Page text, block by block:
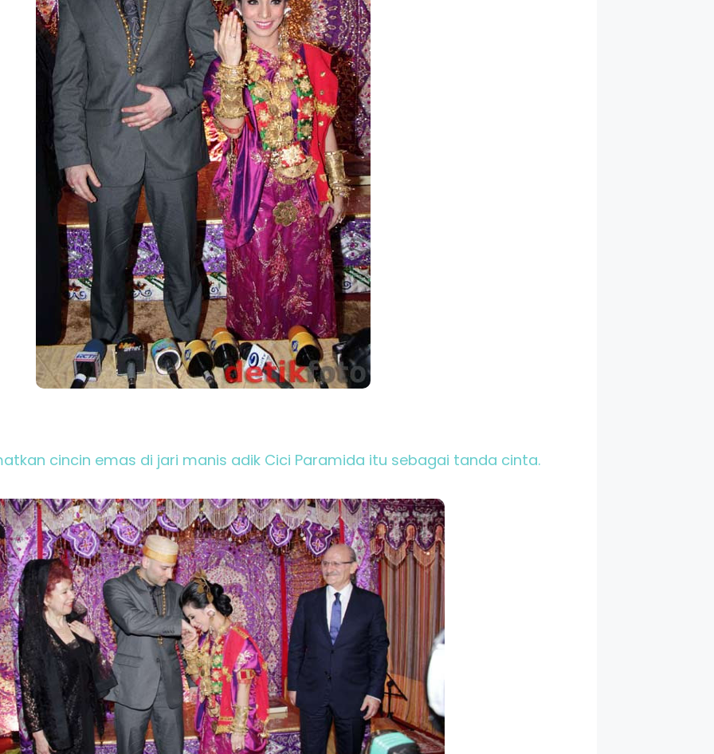
cincin emas di jari manis adik Cici Paramida itu sebagai tanda cinta.